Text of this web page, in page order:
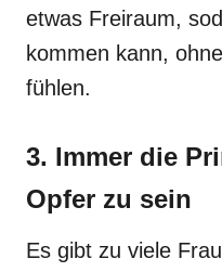
etwas Freiraum,
kommen kann,
fühlen.
3. Immer die
Opfer zu sein
Es gibt zu viele